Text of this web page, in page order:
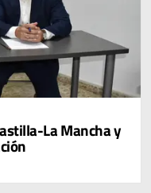
La Mancha y